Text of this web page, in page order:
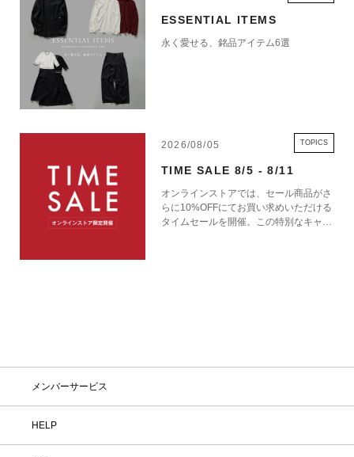
ESSENTIAL ITEMS
永く愛せる、銘品アイテム6選
2026/08/05 TOPICS
TIME SALE 8/5 - 8/11
オンラインストアでは、セール商品がさ
らに10%OFFにてお買い求めいただける
タイムセールを開催。この特別なキャン
メンバーサービス
HELP